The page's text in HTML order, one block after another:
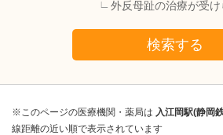
外反母趾の治療が受
検索する
※このページの医療機関・薬局は 入江岡駅(静岡
線距離の近い順で表示されています